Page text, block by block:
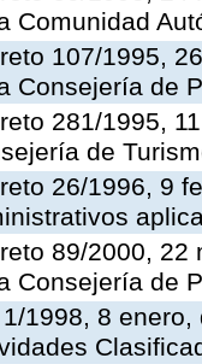
Comunidad
107/1995,
Consejería de
281/1995,
de
26/1996, 9
89/2000, 22
Consejería de
1998, 8